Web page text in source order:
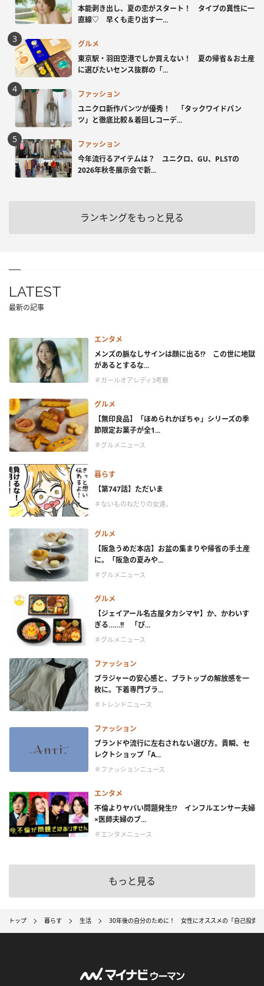
本能剥き出し、夏の恋がスタート！ タイプの異性に一
直線♡ 早くも走り出す一...
グルメ
東京駅・羽田空港でしか買えない！ 夏の帰省＆お土産
に選びたいセンス抜群の「...
ファッション
ユニクロ新作パンツが優秀！ 「タックワイドパン
ツ」と徹底比較＆着回しコーデ...
ファッション
今年流行るアイテムは？ ユニクロ、GU、PLSTの
2026年秋冬展示会で新...
ランキングをもっと見る
LATEST
最新の記事
エンタメ
メンズの脈なしサインは顔に出る!? この世に地獄
があるとするな...
＃ガールオアレディ3考察
グルメ
【無印良品】「ほめられかぼちゃ」シリーズの季
節限定お菓子が全1...
＃グルメニュース
暮らす
【第747話】ただいま
＃ないものねだりの女達。
グルメ
【阪急うめだ本店】お盆の集まりや帰省の手土産
に。「阪急の夏みや...
＃グルメニュース
グルメ
【ジェイアール名古屋タカシマヤ】か、かわいす
ぎる……!! 「ぴ...
＃グルメニュース
ファッション
ブラジャーの安心感と、ブラトップの解放感を一
枚に。下着専門ブラ...
＃トレンドニュース
ファッション
ブランドや流行に左右されない選び方。貴瞬、セ
レクトショップ「A...
＃ファッションニュース
エンタメ
不倫よりヤバい問題発生!? インフルエンサー夫婦
×医師夫婦のブ...
＃エンタメニュース
もっと見る
トップ 暮らす 生活 30年後の自分のために！ 女性にオススメの「自己投資